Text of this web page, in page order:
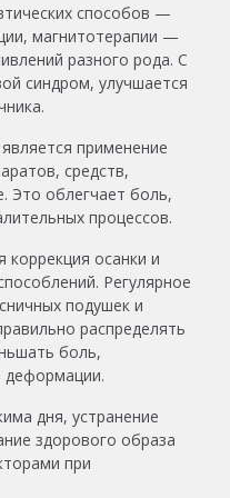
способов —
магнитотерапии —
разного рода. С
синдром, улучшается
применение
средств,
Это облегчает боль,
процессов.
коррекция осанки и
Регулярное
подушек и
распределять
боль,
деформации.
дня, устранение
здорового образа
при